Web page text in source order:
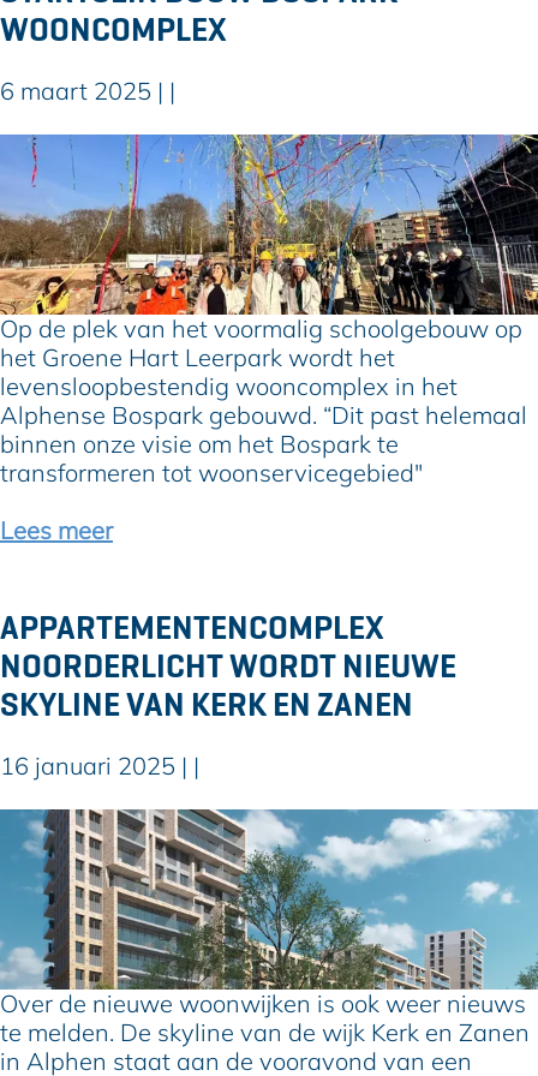
e
n
s
a
m
i
n
d
e
n
i
e
u
w
e
n
h
o
e
k
WOONCOMPLEX
6 maart 2025 | |
t
h
o
u
d
e
r
G
e
r
a
r
d
a
n
A
s
g
e
e
f
r
t
s
e
i
Op de plek van het voormalig schoolgebouw op
het Groene Hart Leerpark wordt het
levensloopbestendig wooncomplex in het
Alphense Bospark gebouwd. “Dit past helemaal
binnen onze visie om het Bospark te
transformeren tot woonservicegebied"
Lees meer
APPARTEMENTENCOMPLEX
NOORDERLICHT WORDT NIEUWE
SKYLINE VAN KERK EN ZANEN
16 januari 2025 | |
r
t
e
m
e
Over de nieuwe woonwijken is ook weer nieuws
te melden. De skyline van de wijk Kerk en Zanen
in Alphen staat aan de vooravond van een